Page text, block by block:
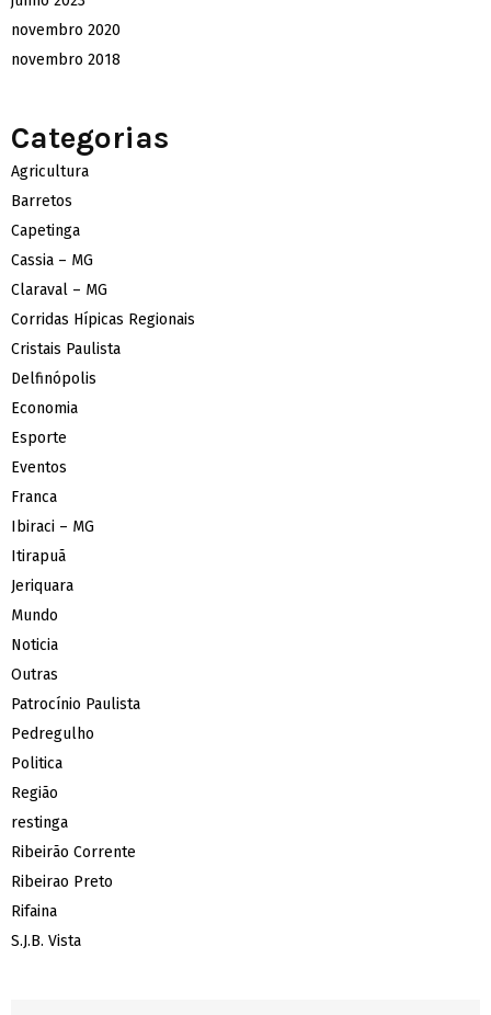
novembro 2020
novembro 2018
Categorias
Agricultura
Barretos
Capetinga
Cassia – MG
Claraval – MG
Corridas Hípicas Regionais
Cristais Paulista
Delfinópolis
Economia
Esporte
Eventos
Franca
Ibiraci – MG
Itirapuã
Jeriquara
Mundo
Noticia
Outras
Patrocínio Paulista
Pedregulho
Politica
Região
restinga
Ribeirão Corrente
Ribeirao Preto
Rifaina
S.J.B. Vista